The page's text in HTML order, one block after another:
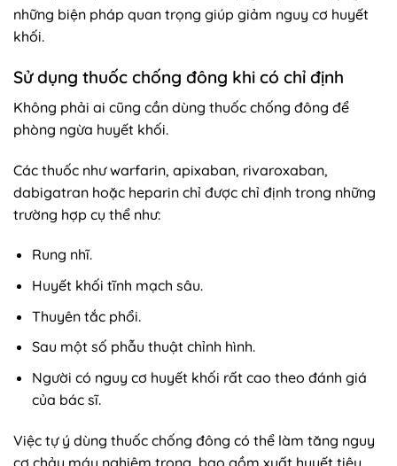
những biện pháp quan trọng giúp giảm nguy cơ huyết
khối.
Sử dụng thuốc chống đông khi có chỉ định
Không phải ai cũng cần dùng thuốc chống đông để
phòng ngừa huyết khối.
Các thuốc như warfarin, apixaban, rivaroxaban,
dabigatran hoặc heparin chỉ được chỉ định trong những
trường hợp cụ thể như:
Rung nhĩ.
Huyết khối tĩnh mạch sâu.
Thuyên tắc phổi.
Sau một số phẫu thuật chỉnh hình.
Người có nguy cơ huyết khối rất cao theo đánh giá
của bác sĩ.
Việc tự ý dùng thuốc chống đông có thể làm tăng nguy
cơ chảy máu nghiêm trọng, bao gồm xuất huyết tiêu